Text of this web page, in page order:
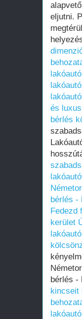
eljutni.
és
bérlés
bérlés -
Fedezd
kerület
bérlés -
kincseit